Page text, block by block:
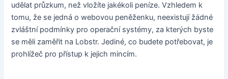
udělat průzkum, než vložíte jakékoli peníze. Vzhledem k
tomu, že se jedná o webovou peněženku, neexistují žádné
zvláštní podmínky pro operační systémy, za kterých byste
se měli zaměřit na Lobstr. Jediné, co budete potřebovat, je
prohlížeč pro přístup k jejich mincím.